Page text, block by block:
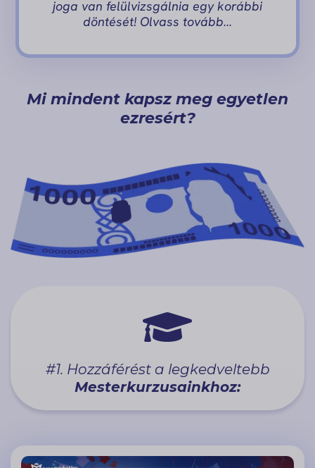
joga van felülvizsgálnia egy korábbi
döntését! Olvass tovább…
Mi mindent kapsz meg egyetlen
ezresért?
#1. Hozzáférést a legkedveltebb
Mesterkurzusainkhoz: